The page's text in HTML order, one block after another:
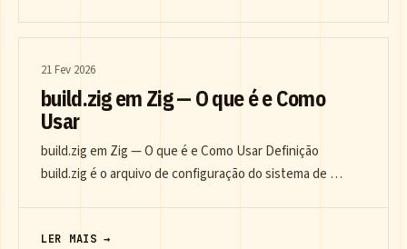
21 Fev 2026
build.zig em Zig — O que é e Como
Usar
build.zig em Zig — O que é e Como Usar Definição
build.zig é o arquivo de configuração do sistema de …
LER MAIS →